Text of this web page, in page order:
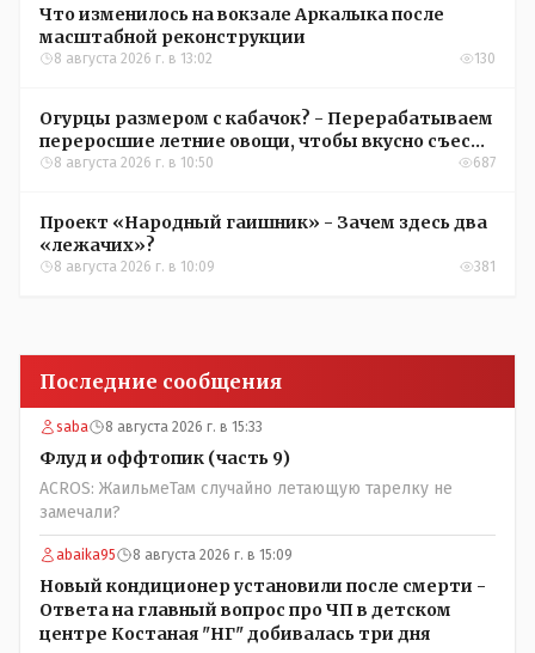
Что изменилось на вокзале Аркалыка после
масштабной реконструкции
8 августа 2026 г. в 13:02 130
Огурцы размером с кабачок? - Перерабатываем
переросшие летние овощи, чтобы вкусно съесть
зимой
8 августа 2026 г. в 10:50 687
Проект «Народный гаишник» - Зачем здесь два
«лежачих»?
8 августа 2026 г. в 10:09 381
Последние сообщения
saba 8 августа 2026 г. в 15:33
Флуд и оффтопик (часть 9)
ACROS: ЖаильмеТам случайно летающую тарелку не
замечали?
abaika95 8 августа 2026 г. в 15:09
Новый кондиционер установили после смерти -
Ответа на главный вопрос про ЧП в детском
центре Костаная "НГ" добивалась три дня